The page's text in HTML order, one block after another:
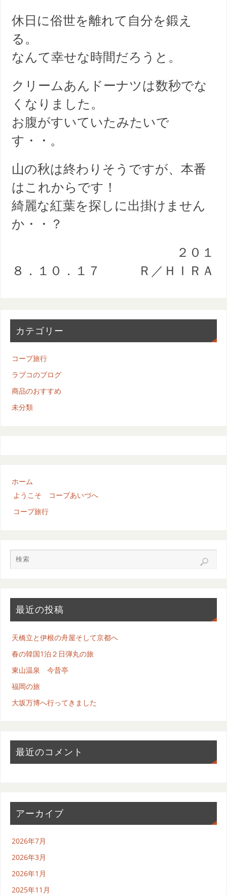
休日に俗世を離れて自分を鍛え
る。
なんて幸せな時間だろうと。
クリームあんドーナツは数秒でな
くなりました。
お腹がすいていたみたいで
す・・。
山の秋は終わりそうですが、本番
はこれからです！
綺麗な紅葉を探しに出掛けません
か・・？
２０１
８．１０．１７ Ｒ／ＨＩＲＡ
カテゴリー
コープ旅行
ラブコのブログ
商品のおすすめ
未分類
ホーム
ようこそ コープあいづへ
コープ旅行
最近の投稿
天橋立と伊根の舟屋そして京都へ
春の韓国1泊２日弾丸の旅
東山温泉 今昔亭
福岡の旅
大坂万博へ行ってきました
最近のコメント
アーカイブ
2026年7月
2026年3月
2026年1月
2025年11月